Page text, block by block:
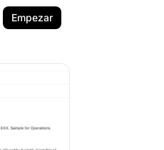
Empezar